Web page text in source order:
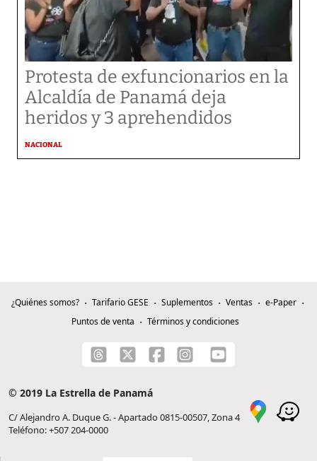
Protesta de exfuncionarios en la
Alcaldía de Panamá deja
heridos y 3 aprehendidos
NACIONAL
¿Quiénes somos? Tarifario GESE Suplementos Ventas
e-Paper
Puntos de venta
Términos y condiciones
© 2019 La Estrella de Panamá
C/ Alejandro A. Duque G. - Apartado 0815-00507, Zona 4
Teléfono: +507 204-0000